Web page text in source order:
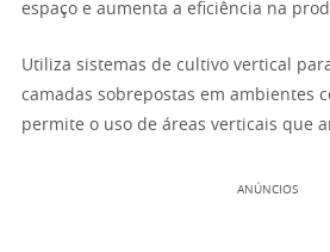
espaço e aumenta a eficiência na
Utiliza sistemas de cultivo vertical
camadas sobrepostas em ambientes
permite o uso de áreas verticais que
ANÚNCIOS